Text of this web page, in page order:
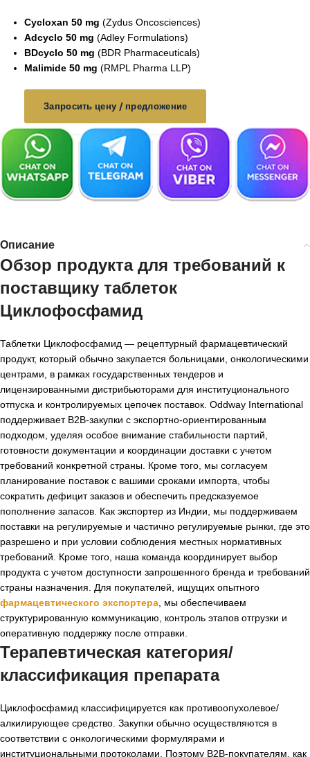
Cycloxan 50 mg (Zydus Oncosciences)
Adcyclo 50 mg (Adley Formulations)
BDcyclo 50 mg (BDR Pharmaceuticals)
Malimide 50 mg (RMPL Pharma LLP)
Запросить цену / предложение
Описание
Обзор продукта для требований к
поставщику таблеток
Циклофосфамид
Таблетки Циклофосфамид — рецептурный фармацевтический
продукт, который обычно закупается больницами, онкологическими
центрами, в рамках государственных тендеров и
лицензированными дистрибьюторами для институционального
отпуска и контролируемых цепочек поставок. Oddway International
поддерживает B2B-закупки с экспортно-ориентированным
подходом, уделяя особое внимание стабильности партий,
готовности документации и координации доставки с учетом
требований конкретной страны. Кроме того, мы согласуем
планирование поставок с вашими сроками импорта, чтобы
сократить дефицит заказов и обеспечить предсказуемое
пополнение запасов. Как экспортер из Индии, мы поддерживаем
поставки на регулируемые и частично регулируемые рынки, где это
разрешено и при условии соблюдения местных нормативных
требований. Кроме того, наша команда координирует выбор
продукта с учетом доступности запрошенного бренда и требований
страны назначения. Для покупателей, ищущих опытного
фармацевтического экспортера , мы обеспечиваем
структурированную коммуникацию, контроль этапов отгрузки и
оперативную поддержку после отправки.
Терапевтическая категория/
классификация препарата
Циклофосфамид классифицируется как противоопухолевое/
алкилирующее средство. Закупки обычно осуществляются в
соответствии с онкологическими формулярами и
институциональными протоколами. Поэтому B2B-покупателям, как